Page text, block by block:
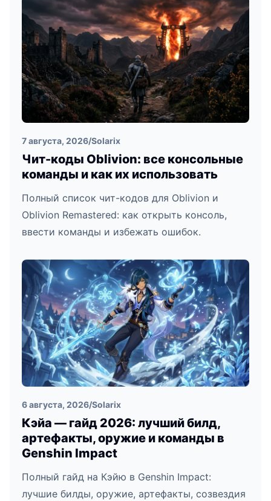
7 августа, 2026/Solarix
Чит-коды Oblivion: все консольные
команды и как их использовать
Полный список чит-кодов для Oblivion и
Oblivion Remastered: как открыть консоль,
ввести команды и избежать ошибок.
6 августа, 2026/Solarix
Кэйа — гайд 2026: лучший билд,
артефакты, оружие и команды в
Genshin Impact
Полный гайд на Кэйю в Genshin Impact:
лучшие билды, оружие, артефакты, созвездия